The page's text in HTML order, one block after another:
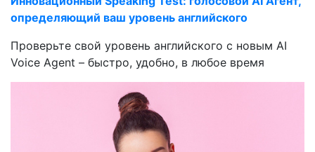
определяющий ваш уровень английского
Проверьте свой уровень английского с новым AI
Voice Agent – быстро, удобно, в любое время